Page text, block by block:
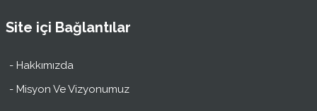
Site içi Bağlantılar
- Hakkımızda
- Misyon Ve Vizyonumuz